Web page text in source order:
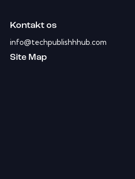
Kontakt os
info@techpublishhhub.com
Site Map